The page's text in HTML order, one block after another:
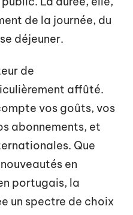
de la journée, du
déjeuner.
de
affûté.
vos goûts, vos
abonnements, et
Que
en
portugais, la
un spectre de choix